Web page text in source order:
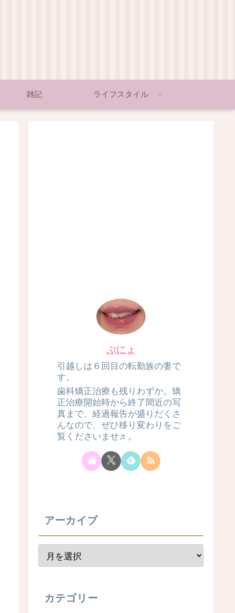
雑記 ライフスタイル
ぷにょ
引越しは６回目の転勤族の妻で
す。
歯科矯正治療も残りわずか。矯
正治療開始時から終了間近の写
真まで、経過報告が盛りだくさ
んなので、ぜひ移り変わりをご
覧くださいませ♬。
アーカイブ
カテゴリー